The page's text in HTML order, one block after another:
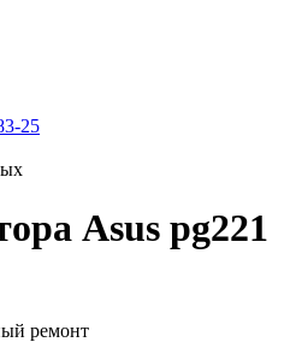
25
Asus pg221
ремонт